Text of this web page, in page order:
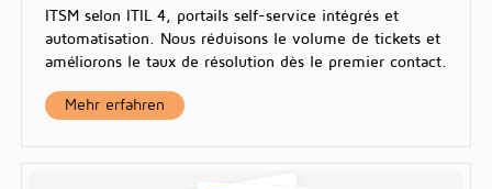
ITSM selon ITIL 4, portails self-service intégrés et
automatisation. Nous réduisons le volume de tickets et
améliorons le taux de résolution dès le premier contact.
Mehr erfahren